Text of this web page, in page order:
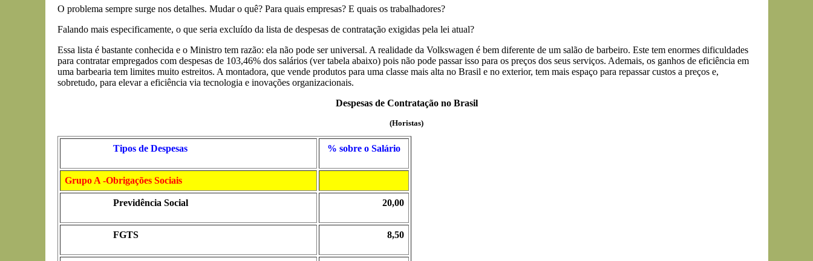
O problema sempre surge nos detalhes. Mudar o quê? Para quais empresas? E quais os trabalhadores?
Falando mais especificamente, o que seria excluído da lista de despesas de contratação exigidas pela lei atual?
Essa lista é bastante conhecida e o Ministro tem razão: ela não pode ser universal. A realidade da Volkswagen é bem diferente de um salão de barbeiro. Este tem enormes dificuldades
para contratar empregados com despesas de 103,46% dos salários (ver tabela abaixo) pois não pode passar isso para os preços dos seus serviços. Ademais, os ganhos de eficiência em
uma barbearia tem limites muito estreitos. A montadora, que vende produtos para uma classe mais alta no Brasil e no exterior, tem mais espaço para repassar custos a preços e,
sobretudo, para elevar a eficiência via tecnologia e inovações organizacionais.
Despesas de Contratação no Brasil
(Horistas)
Tipos de Despesas % sobre o Salário
Grupo A -Obrigações Sociais
Previdência Social 20,00
FGTS 8,50